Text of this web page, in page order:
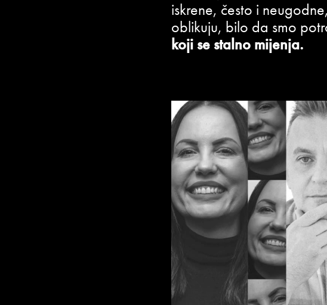
iskrene, često i
oblikuju, bilo da smo
koji se stalno mijenja.